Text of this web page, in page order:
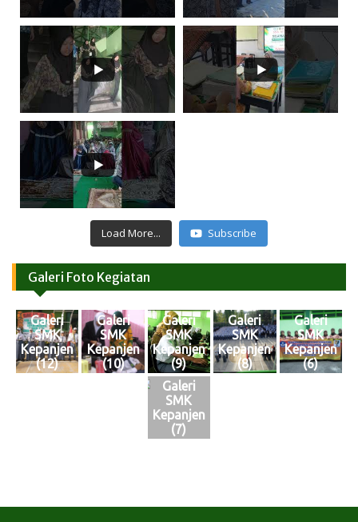
Load More... Subscribe
Galeri Foto Kegiatan
Galeri
SMK
Kepanjen
(12)
Galeri
SMK
Kepanjen
(10)
Galeri
SMK
Kepanjen
(9)
Galeri
SMK
Kepanjen
(8)
Galeri
SMK
Kepanjen
(6)
Galeri
SMK
Kepanjen
(7)